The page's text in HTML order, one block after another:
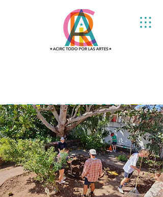
FORTALECEMOSEL
ARTEY LACULTURA